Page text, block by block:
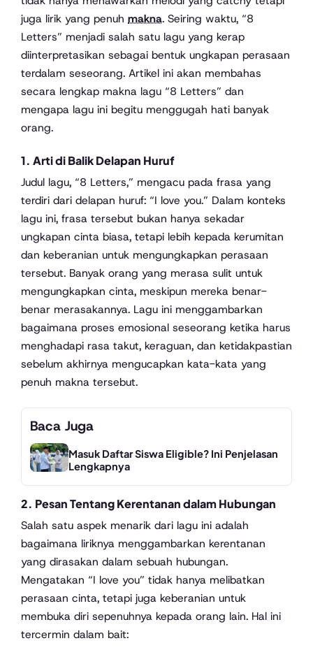
juga lirik yang penuh makna. Seiring waktu, “8
Letters” menjadi salah satu lagu yang kerap
diinterpretasikan sebagai bentuk ungkapan perasaan
terdalam seseorang. Artikel ini akan membahas
secara lengkap makna lagu “8 Letters” dan
mengapa lagu ini begitu menggugah hati banyak
orang.
1. Arti di Balik Delapan Huruf
Judul lagu, “8 Letters,” mengacu pada frasa yang
terdiri dari delapan huruf: “I love you.” Dalam konteks
lagu ini, frasa tersebut bukan hanya sekadar
ungkapan cinta biasa, tetapi lebih kepada kerumitan
dan keberanian untuk mengungkapkan perasaan
tersebut. Banyak orang yang merasa sulit untuk
mengungkapkan cinta, meskipun mereka benar-
benar merasakannya. Lagu ini menggambarkan
bagaimana proses emosional seseorang ketika harus
menghadapi rasa takut, keraguan, dan ketidakpastian
sebelum akhirnya mengucapkan kata-kata yang
penuh makna tersebut.
Baca Juga
Masuk Daftar Siswa Eligible? Ini Penjelasan
Lengkapnya
2. Pesan Tentang Kerentanan dalam Hubungan
Salah satu aspek menarik dari lagu ini adalah
bagaimana liriknya menggambarkan kerentanan
yang dirasakan dalam sebuah hubungan.
Mengatakan “I love you” tidak hanya melibatkan
perasaan cinta, tetapi juga keberanian untuk
membuka diri sepenuhnya kepada orang lain. Hal ini
tercermin dalam bait: